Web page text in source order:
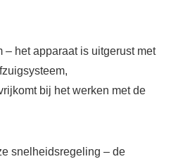
– het apparaat is uitgerust met
bij het werken met de
snelheidsregeling – de